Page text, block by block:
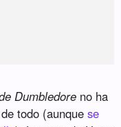
Dumbledore no ha
todo (aunquese